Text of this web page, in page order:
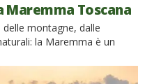
Maremma Toscana
montagne, dalle
la Maremma è un
ripercorrendo secoli di